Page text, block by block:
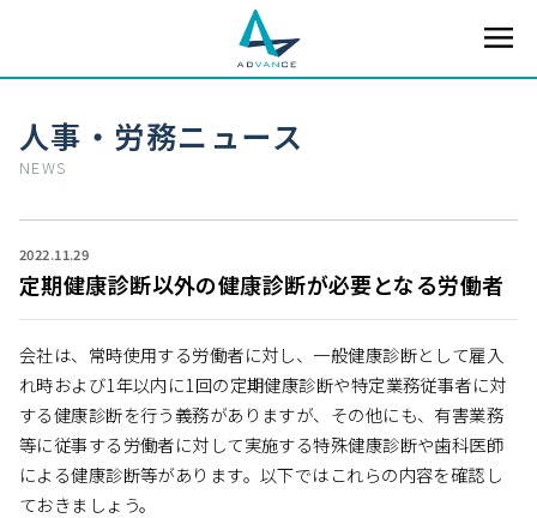
人事・労務ニュース
NEWS
2022.11.29
定期健康診断以外の健康診断が必要となる労働者
会社は、常時使用する労働者に対し、一般健康診断として雇入
れ時および1年以内に1回の定期健康診断や特定業務従事者に対
する健康診断を行う義務がありますが、その他にも、有害業務
等に従事する労働者に対して実施する特殊健康診断や歯科医師
による健康診断等があります。以下ではこれらの内容を確認し
ておきましょう。